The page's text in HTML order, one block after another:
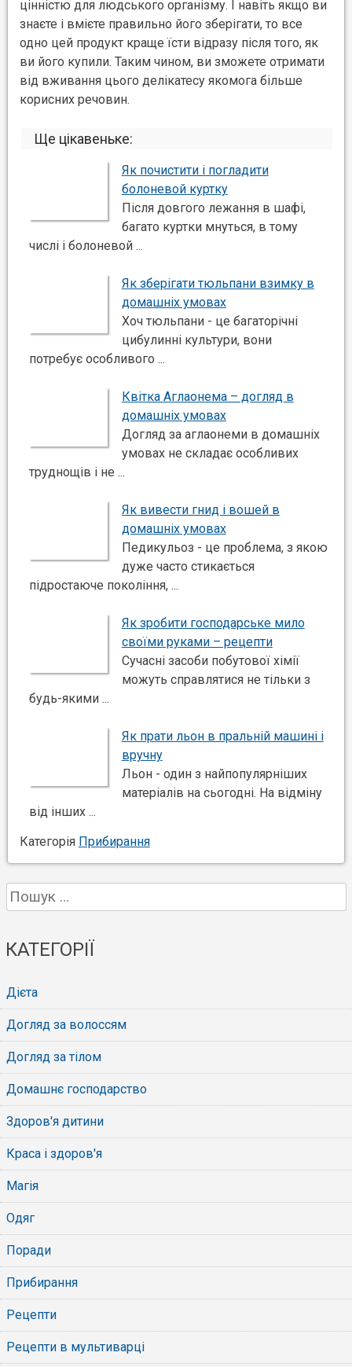
цінністю для людського організму. І навіть якщо ви
знаєте і вмієте правильно його зберігати, то все
одно цей продукт краще їсти відразу після того, як
ви його купили. Таким чином, ви зможете отримати
від вживання цього делікатесу якомога більше
корисних речовин.
Ще цікавеньке:
Як почистити і погладити
болоневой куртку
Після довгого лежання в шафі,
багато куртки мнуться, в тому
числі і болоневой ...
Як зберігати тюльпани взимку в
домашніх умовах
Хоч тюльпани - це багаторічні
цибулинні культури, вони
потребує особливого ...
Квітка Аглаонема – догляд в
домашніх умовах
Догляд за аглаонеми в домашніх
умовах не складає особливих
труднощів і не ...
Як вивести гнид і вошей в
домашніх умовах
Педикульоз - це проблема, з якою
дуже часто стикається
підростаюче покоління, ...
Як зробити господарське мило
своїми руками – рецепти
Сучасні засоби побутової хімії
можуть справлятися не тільки з
будь-якими ...
Як прати льон в пральній машині і
вручну
Льон - один з найпопулярніших
матеріалів на сьогодні. На відміну
від інших ...
Категорія Прибирання
Пошук:
КАТЕГОРІЇ
Дієта
Догляд за волоссям
Догляд за тілом
Домашнє господарство
Здоров'я дитини
Краса і здоров'я
Магія
Одяг
Поради
Прибирання
Рецепти
Рецепти в мультиварці